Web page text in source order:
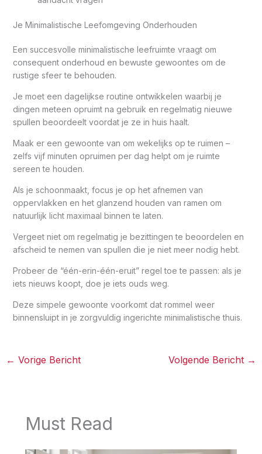
Je Minimalistische Leefomgeving Onderhouden
Een succesvolle minimalistische leefruimte vraagt om
consequent onderhoud en bewuste gewoontes om de
rustige sfeer te behouden.
Je moet een dagelijkse routine ontwikkelen waarbij je
dingen meteen opruimt na gebruik en regelmatig nieuwe
spullen beoordeelt voordat je ze in huis haalt.
Maak er een gewoonte van om wekelijks op te ruimen –
zelfs vijf minuten opruimen per dag helpt om je ruimte
sereen te houden.
Als je schoonmaakt, focus je op het afnemen van
oppervlakken en het glanzend houden van ramen om
natuurlijk licht maximaal binnen te laten.
Vergeet niet om regelmatig je bezittingen te beoordelen en
afscheid te nemen van spullen die je niet meer nodig hebt.
Probeer de “één-erin-één-eruit” regel toe te passen: als je
iets nieuws koopt, doe je iets ouds weg.
Deze simpele gewoonte voorkomt dat rommel weer
binnensluipt in je zorgvuldig ingerichte minimalistische thuis.
← Vorige Bericht Volgende Bericht →
Must Read